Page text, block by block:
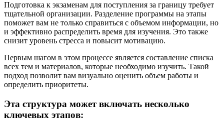
Подготовка к экзаменам для поступления за границу требует
тщательной организации. Разделение программы на этапы
поможет вам не только справиться с объемом информации, но
и эффективно распределить время для изучения. Это также
снизит уровень стресса и повысит мотивацию.
Первым шагом в этом процессе является составление списка
всех тем и материалов, которые необходимо изучить. Такой
подход позволит вам визуально оценить объем работы и
определить приоритеты.
Эта структура может включать несколько
ключевых этапов: